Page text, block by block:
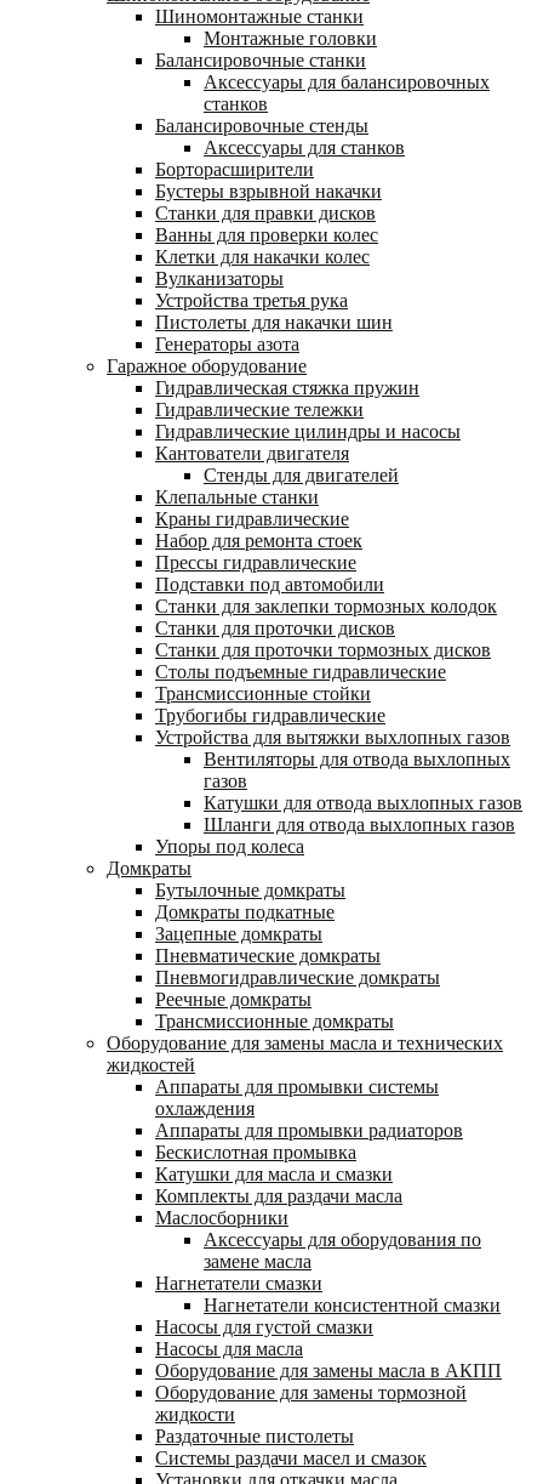
Шиномонтажные станки
Монтажные головки
Балансировочные станки
Аксессуары для балансировочных
станков
Балансировочные стенды
Аксессуары для станков
Борторасширители
Бустеры взрывной накачки
Станки для правки дисков
Ванны для проверки колес
Клетки для накачки колес
Вулканизаторы
Устройства третья рука
Пистолеты для накачки шин
Генераторы азота
Гаражное оборудование
Гидравлическая стяжка пружин
Гидравлические тележки
Гидравлические цилиндры и насосы
Кантователи двигателя
Стенды для двигателей
Клепальные станки
Краны гидравлические
Набор для ремонта стоек
Прессы гидравлические
Подставки под автомобили
Станки для заклепки тормозных колодок
Станки для проточки дисков
Станки для проточки тормозных дисков
Столы подъемные гидравлические
Трансмиссионные стойки
Трубогибы гидравлические
Устройства для вытяжки выхлопных газов
Вентиляторы для отвода выхлопных
газов
Катушки для отвода выхлопных газов
Шланги для отвода выхлопных газов
Упоры под колеса
Домкраты
Бутылочные домкраты
Домкраты подкатные
Зацепные домкраты
Пневматические домкраты
Пневмогидравлические домкраты
Реечные домкраты
Трансмиссионные домкраты
Оборудование для замены масла и технических
жидкостей
Аппараты для промывки системы
охлаждения
Аппараты для промывки радиаторов
Бескислотная промывка
Катушки для масла и смазки
Комплекты для раздачи масла
Маслосборники
Аксессуары для оборудования по
замене масла
Нагнетатели смазки
Нагнетатели консистентной смазки
Насосы для густой смазки
Насосы для масла
Оборудование для замены масла в АКПП
Оборудование для замены тормозной
жидкости
Раздаточные пистолеты
Системы раздачи масел и смазок
Установки для откачки масла